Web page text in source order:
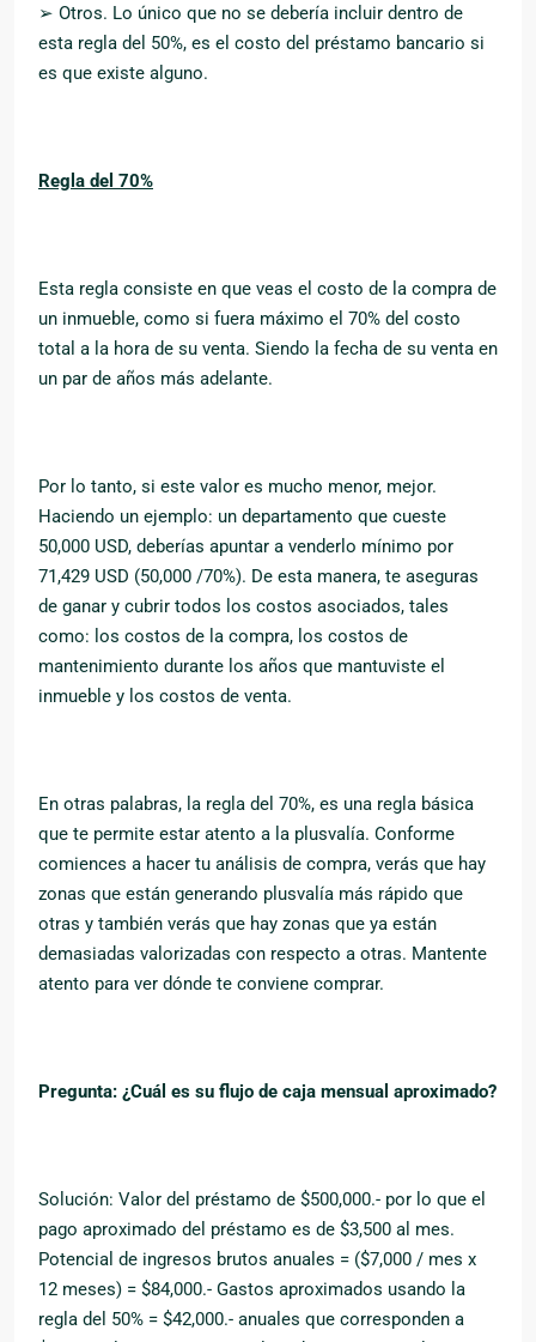
➢ Otros. Lo único que no se debería incluir dentro de
esta regla del 50%, es el costo del préstamo bancario si
es que existe alguno.
Regla del 70%
Esta regla consiste en que veas el costo de la compra de
un inmueble, como si fuera máximo el 70% del costo
total a la hora de su venta. Siendo la fecha de su venta en
un par de años más adelante.
Por lo tanto, si este valor es mucho menor, mejor.
Haciendo un ejemplo: un departamento que cueste
50,000 USD, deberías apuntar a venderlo mínimo por
71,429 USD (50,000 /70%). De esta manera, te aseguras
de ganar y cubrir todos los costos asociados, tales
como: los costos de la compra, los costos de
mantenimiento durante los años que mantuviste el
inmueble y los costos de venta.
En otras palabras, la regla del 70%, es una regla básica
que te permite estar atento a la plusvalía. Conforme
comiences a hacer tu análisis de compra, verás que hay
zonas que están generando plusvalía más rápido que
otras y también verás que hay zonas que ya están
demasiadas valorizadas con respecto a otras. Mantente
atento para ver dónde te conviene comprar.
Pregunta: ¿Cuál es su flujo de caja mensual aproximado?
Solución: Valor del préstamo de $500,000.- por lo que el
pago aproximado del préstamo es de $3,500 al mes.
Potencial de ingresos brutos anuales = ($7,000 / mes x
12 meses) = $84,000.- Gastos aproximados usando la
regla del 50% = $42,000.- anuales que corresponden a